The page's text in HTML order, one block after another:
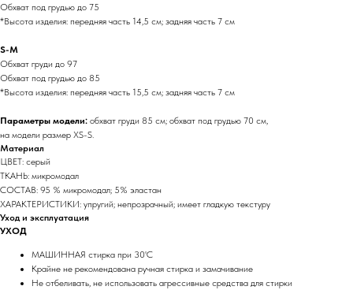
Обхват под грудью до 75
*Высота изделия: передняя часть 14,5 см; задняя часть 7 см
S-M
Обхват груди до 97
Обхват под грудью до 85
*Высота изделия: передняя часть 15,5 см; задняя часть 7 см
Параметры модели: обхват груди 85 см; обхват под грудью 70 см,
на модели размер XS-S.
Материал
ЦВЕТ: серый
ТКАНЬ: микромодал
СОСТАВ: 95 % микромодал; 5% эластан
ХАРАКТЕРИСТИКИ: упругий; непрозрачный; имеет гладкую текстуру
Уход и эксплуатация
УХОД
МАШИННАЯ стирка при 30'C
Крайне не рекомендована ручная стирка и замачивание
Не отбеливать, не использовать агрессивные средства для стирки